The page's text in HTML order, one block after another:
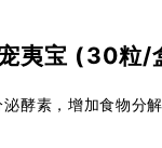
夷宝 (30粒/
泌酵素，增加食物分